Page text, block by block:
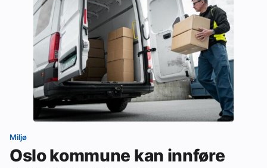
Miljø
Oslo kommune kan innføre